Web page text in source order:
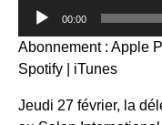
Lecteur
00:00
Abonnement : Apple
Spotify
iTunes
Jeudi 27 février, la